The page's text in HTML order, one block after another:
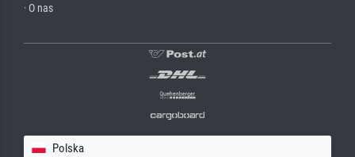
· O nas
Polska